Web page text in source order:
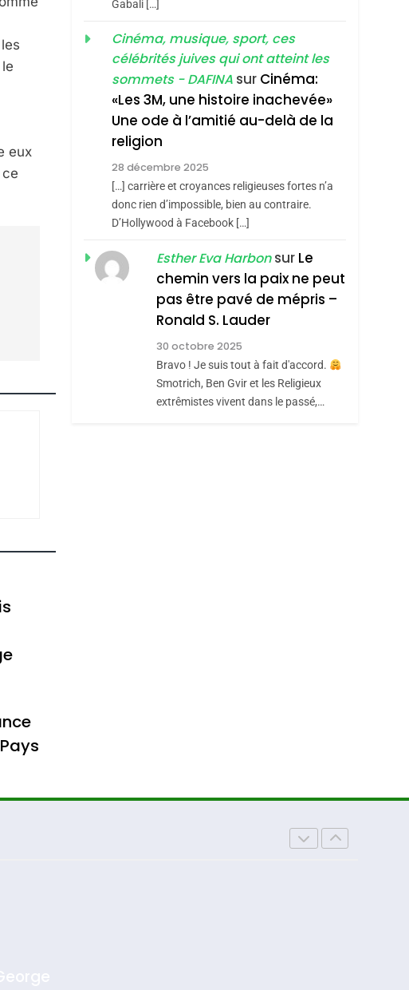
eux
Accords D’Isaac:
L’alliance Pourrait
S’étendre À 13 Pays
D’Amérique Latine
ISRAÉL JUDAISME
5
Meurtrière Selon Le
Rapport D’ADL
Contre
L’antisémitisme
FRANCE ISRAÉL
FIÈRE, DIGNE ET
RÉSILIENTE :
POURQUOI JE
REVENDIQUE MA
JUDAÏTE Par Thérèse
Zrihen-Dvir
ISRAÉL JUDAISME
CE QUI NOUS
MANQUE – Jacques
Hadida
JUDAISME
Maroc : Les Amandes
Gabali […]
Cinéma, musique, sport, ces
célébrités juives qui ont atteint les
sommets - DAFINA sur Cinéma:
«Les 3M, une histoire inachevée»
Une ode à l’amitié au-delà de la
religion
28 décembre 2025
[…] carrière et croyances religieuses fortes n’a
donc rien d’impossible, bien au contraire.
D’Hollywood à Facebook […]
Esther Eva Harbonsur Le
chemin vers la paix ne peut
pas être pavé de mépris –
Ronald S. Lauder
30 octobre 2025
Bravo ! Je suis tout à fait d'accord.
Smotrich, Ben Gvir et les Religieux
extrêmistes vivent dans le passé,…
Par Thérèse Zrihen-